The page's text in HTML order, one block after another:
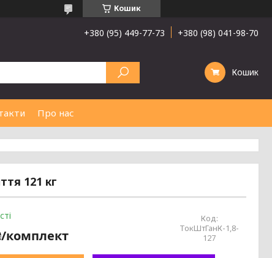
Кошик
+380 (95) 449-77-73 +380 (98) 041-98-70
Кошик
Про нас
121 кг
Код:
ТокШтГанК-1,8-
127
комплект